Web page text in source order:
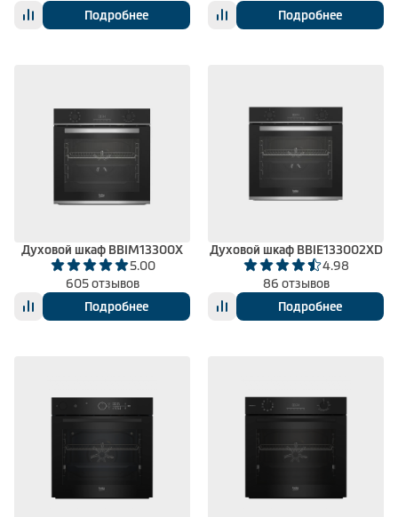
Подробнее
Подробнее
Духовой шкаф BBIM13300X
5.00
605 отзывов
Подробнее
Духовой шкаф BBIE133002XD
4.98
86 отзывов
Подробнее